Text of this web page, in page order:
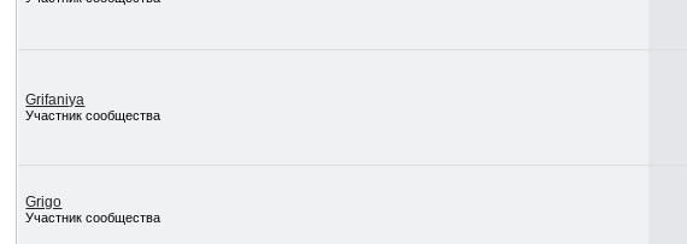
Grifaniya
Участник сообщества
Grigo
Участник сообщества